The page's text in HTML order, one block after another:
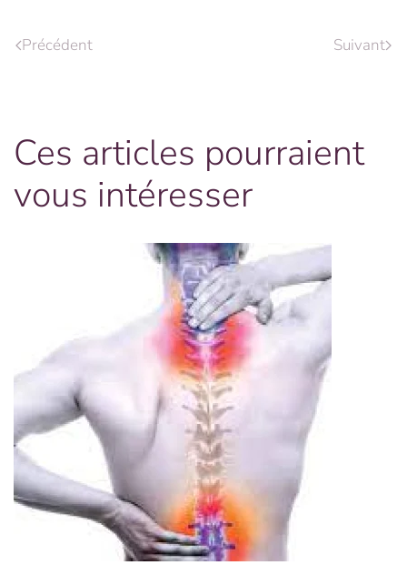
Précédent Suivant
Ces articles pourraient
vous intéresser